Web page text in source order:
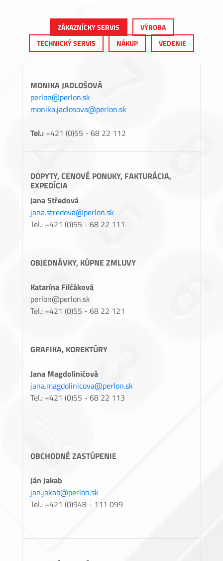
ZÁKAZNÍCKY SERVIS
VÝROBA
TECHNICKÝ SERVIS
NÁKUP VEDENIE
MONIKA JADLOŠOVÁ
perlon@perlon.sk
monika.jadlosova@perlon.sk
Tel.: +421 (0)55 - 68 22 112
DOPYTY, CENOVÉ PONUKY, FAKTURÁCIA,
EXPEDÍCIA
Jana Středová
jana.stredova@perlon.sk
Tel.: +421 (0)55 - 68 22 111
OBJEDNÁVKY, KÚPNE ZMLUVY
Katarína Filčáková
perlon@perlon.sk
Tel.: +421 (0)55 - 68 22 121
GRAFIKA, KOREKTÚRY
Jana Magdoliničová
jana.magdolinicova@perlon.sk
Tel.: +421 (0)55 - 68 22 113
OBCHODNÉ ZASTÚPENIE
Ján Jakab
jan.jakab@perlon.sk
Tel.: +421 (0)948 - 111 099